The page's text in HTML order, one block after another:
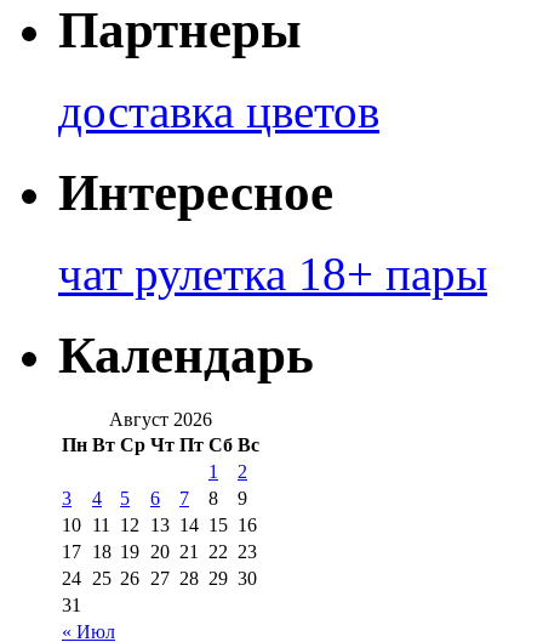
Партнеры
доставка цветов
Интересное
чат рулетка 18+ пары
Календарь
Август 2026
Пн Вт Ср Чт Пт Сб Вс
« Июл
1
2
3
4 5 6 7 8
9
10 11 12 13 14 15 16
17 18 19 20 21 22 23
24 25 26 27 28 29 30
31